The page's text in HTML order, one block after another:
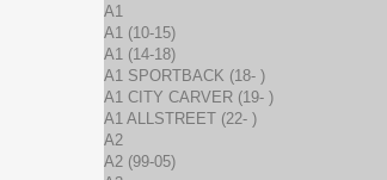
A1
A1 (10-15)
A1 (14-18)
A1 SPORTBACK (18- )
A1 CITY CARVER (19- )
A1 ALLSTREET (22- )
A2
A2 (99-05)